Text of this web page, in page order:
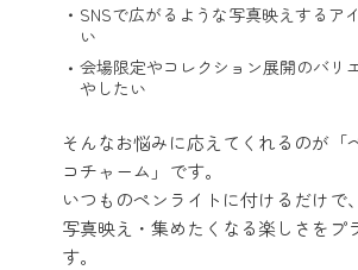
SNSで広がるような写真映えするア
い
会場限定やコレクション展開のバリ
やしたい
そんなお悩みに応えてくれるのが「
コチャーム」です。
いつものペンライトに付けるだけで
写真映え・集めたくなる楽しさをプ
す。